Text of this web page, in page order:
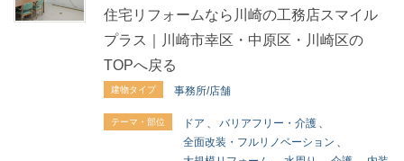
住宅リフォームなら川崎の工務店スマイル
プラス｜川崎市幸区・中原区・川崎区の
TOPへ戻る
建物タイプ 事務所/店舗
テーマ・部位 ドア 、 バリアフリー・介護 、
全面改装・フルリノベーション 、